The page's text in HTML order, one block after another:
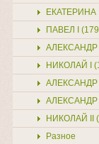
ЕКАТЕРИНА
ПАВЕЛ I
АЛЕКСАНДР
НИКОЛАЙ I
АЛЕКСАНДР
АЛЕКСАНДР
НИКОЛАЙ II
Разное